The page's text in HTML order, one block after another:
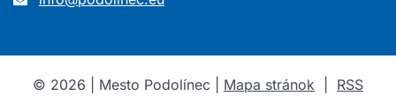
© 2026 | Mesto Podolínec | Mapa stránok RSS